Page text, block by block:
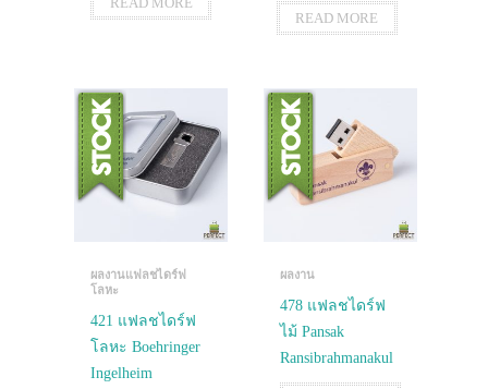
READ MORE
ผลงานแฟลชไดร์ฟ
โลหะ
421 แฟลชไดร์ฟ
โลหะ Boehringer
Ingelheim
ผลงาน
478 แฟลชไดร์ฟ
ไม้ Pansak
Ransibrahmanakul